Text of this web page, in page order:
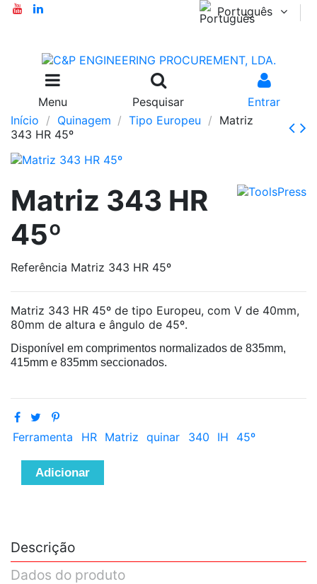
Português
Menu Pesquisar
Entrar
Início
Quinagem Tipo Europeu
Matriz
343 HR 45º
Matriz 343 HR
45º
Referência Matriz 343 HR 45º
Matriz 343 HR 45º de tipo Europeu, com V de 40mm,
80mm de altura e ângulo de 45º.
Disponível em comprimentos normalizados de 835mm,
415mm e 835mm seccionados.
Ferramenta HR Matriz quinar 340 IH 45º
Adicionar
Descrição
Dados do produto